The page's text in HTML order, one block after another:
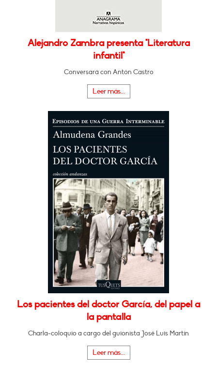
Alejandro Zambra presenta "Literatura
infantil"
Conversará con Antón Castro
Leer más...
Los pacientes del doctor García, del papel a
la pantalla
Charla-coloquio a cargo del guionista José Luis Martín
Leer más...